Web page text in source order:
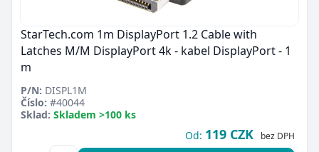
StarTech.com 1m DisplayPort 1.2 Cable with
Latches M/M DisplayPort 4k - kabel DisplayPort - 1
m
P/N: DISPL1M
Číslo: #40044
Sklad: Skladem >100 ks
Od: 119 CZK bez DPH